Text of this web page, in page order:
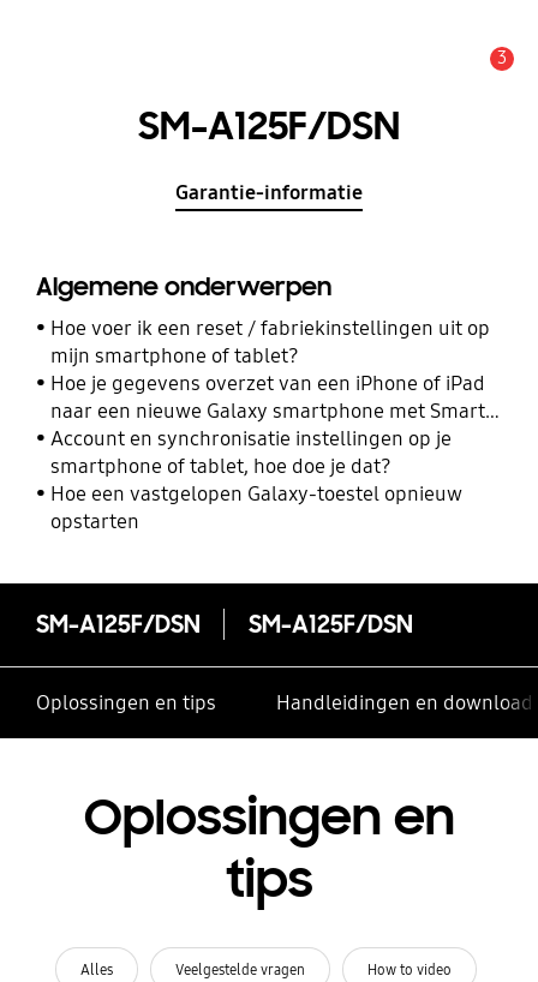
3
SM-A125F/DSN
Garantie-informatie
Algemene onderwerpen
Hoe voer ik een reset / fabriekinstellingen uit op
mijn smartphone of tablet?
Hoe je gegevens overzet van een iPhone of iPad
naar een nieuwe Galaxy smartphone met Smart
Switch
Account en synchronisatie instellingen op je
smartphone of tablet, hoe doe je dat?
Hoe een vastgelopen Galaxy-toestel opnieuw
opstarten
SM-A125F/DSN SM-A125F/DSN
Oplossingen en tips Handleidingen en
Oplossingen en
tips
Alles Veelgestelde vragen How to video